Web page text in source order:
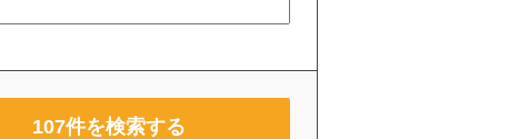
107件を検索する